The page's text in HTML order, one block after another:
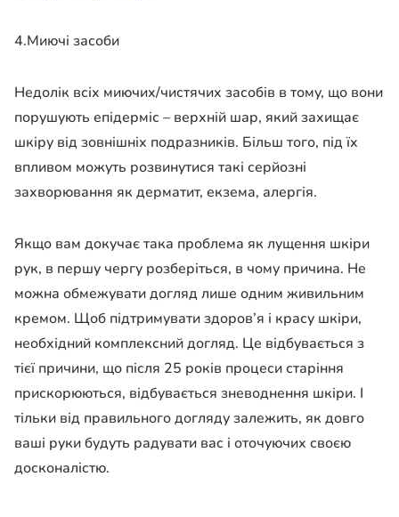
4.Миючі засоби
Недолік всіх миючих/чистячих засобів в тому, що вони
порушують епідерміс – верхній шар, який захищає
шкіру від зовнішніх подразників. Більш того, під їх
впливом можуть розвинутися такі серйозні
захворювання як дерматит, екзема, алергія.
Якщо вам докучає така проблема як лущення шкіри
рук, в першу чергу розберіться, в чому причина. Не
можна обмежувати догляд лише одним живильним
кремом. Щоб підтримувати здоров’я і красу шкіри,
необхідний комплексний догляд. Це відбувається з
тієї причини, що після 25 років процеси старіння
прискорюються, відбувається зневоднення шкіри. І
тільки від правильного догляду залежить, як довго
ваші руки будуть радувати вас і оточуючих своєю
досконалістю.